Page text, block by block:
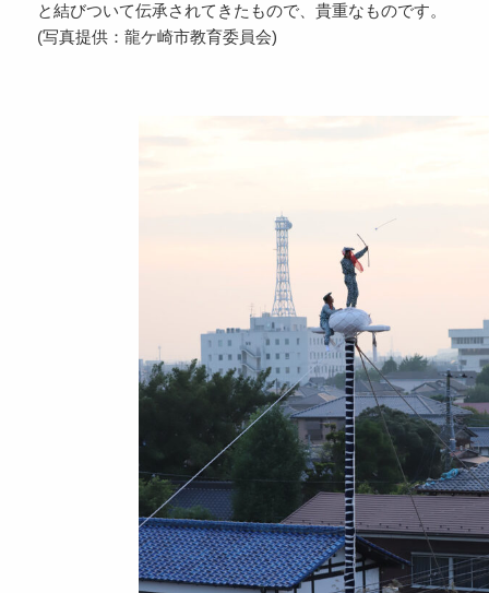
と結びついて伝承されてきたもので、貴重なものです。
(写真提供：龍ケ崎市教育委員会)